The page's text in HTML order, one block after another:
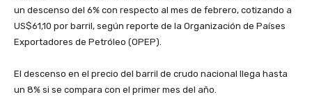
un descenso del 6% con respecto al mes de febrero, cotizando a
US$61,10 por barril, según reporte de la Organización de Países
Exportadores de Petróleo (OPEP).
‎El descenso en el precio del barril de crudo nacional llega hasta
un 8% si se compara con el primer mes del año.